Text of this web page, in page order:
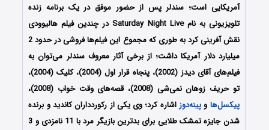
آمریکایی است؛ سندلر پس از حضور موفق در یک برنامه زنده
تلویزیونی به نام Saturday Night Live در چندین فیلم هالیوودی
نقش آفرینی کرد به‌ طوری‌ که مجموع این فیلم‌ها فروشی در حدود 2
میلیارد دلار آمریکا داشت؛ از برخی آثار معروف سندلر می‌توان به
فیلم‌های آقای دیدز (2002)، پنجاه قرار اول (2004)، کلیک (2004)،
تو حریف زوهان نمی‌شی (2008)، قصه‌های وقت خواب (2008)،
پیکسل‌ها و پینه‌دوز اشاره کرد؛ وی یکی از رکوردداران کاندید و برنده
شدن جایزه تمشک طلایی برای بدترین بازیگر مرد با 11 نامزدی و 3